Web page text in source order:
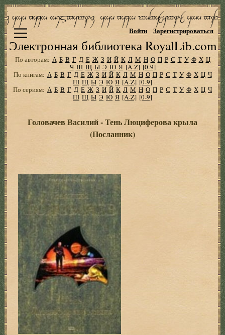
Электронная библиотека RoyalLib.com
Войти Зарегистрироваться
По авторам: А Б В Г Д Е Ж З И Й К Л М Н О П Р С Т У Ф Х Ц
Ч Ш Щ Ы Э Ю Я [A-Z] [0-9]
По книгам: А Б В Г Д Е Ж З И Й К Л М Н О П Р С Т У Ф Х Ц Ч
Ш Щ Ы Э Ю Я [A-Z] [0-9]
По сериям: А Б В Г Д Е Ж З И Й К Л М Н О П Р С Т У Ф Х Ц Ч
Ш Щ Ы Э Ю Я [A-Z] [0-9]
Головачев Василий - Тень Люциферова крыла
(Посланник)